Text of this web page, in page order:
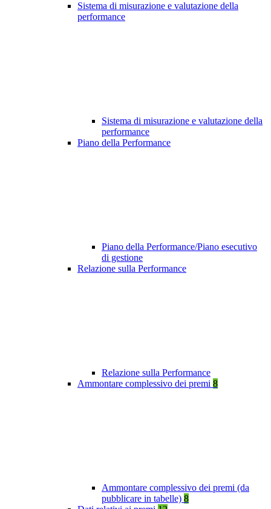
Sistema di misurazione e valutazione della
performance
Sistema di misurazione e valutazione della
performance
Piano della Performance
Piano della Performance/Piano esecutivo
di gestione
Relazione sulla Performance
Relazione sulla Performance
Ammontare complessivo dei premi 8
Ammontare complessivo dei premi (da
pubblicare in tabelle) 8